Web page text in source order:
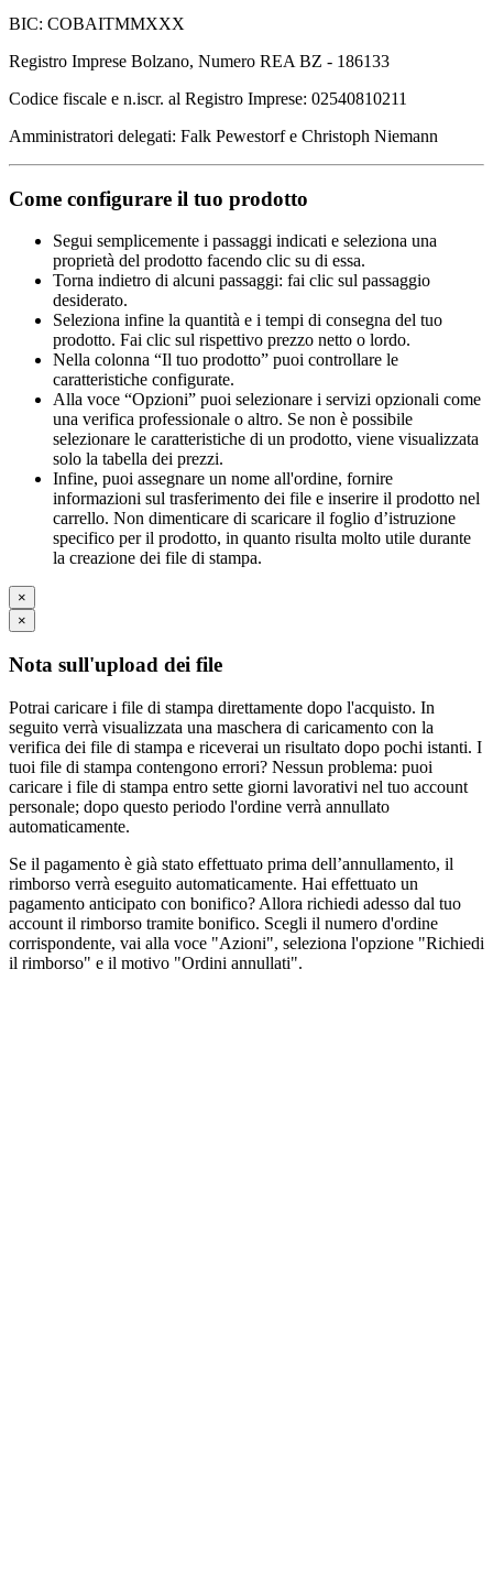
BIC: COBAITMMXXX
Registro Imprese Bolzano, Numero REA BZ - 186133
Codice fiscale e n.iscr. al Registro Imprese: 02540810211
Amministratori delegati: Falk Pewestorf e Christoph Niemann
Come configurare il tuo prodotto
Segui semplicemente i passaggi indicati e seleziona una
proprietà del prodotto facendo clic su di essa.
Torna indietro di alcuni passaggi: fai clic sul passaggio
desiderato.
Seleziona infine la quantità e i tempi di consegna del tuo
prodotto. Fai clic sul rispettivo prezzo netto o lordo.
Nella colonna “Il tuo prodotto” puoi controllare le
caratteristiche configurate.
Alla voce “Opzioni” puoi selezionare i servizi opzionali come
una verifica professionale o altro. Se non è possibile
selezionare le caratteristiche di un prodotto, viene visualizzata
solo la tabella dei prezzi.
Infine, puoi assegnare un nome all'ordine, fornire
informazioni sul trasferimento dei file e inserire il prodotto nel
carrello. Non dimenticare di scaricare il foglio d’istruzione
specifico per il prodotto, in quanto risulta molto utile durante
la creazione dei file di stampa.
×
×
Nota sull'upload dei file
Potrai caricare i file di stampa direttamente dopo l'acquisto. In
seguito verrà visualizzata una maschera di caricamento con la
verifica dei file di stampa e riceverai un risultato dopo pochi istanti. I
tuoi file di stampa contengono errori? Nessun problema: puoi
caricare i file di stampa entro sette giorni lavorativi nel tuo account
personale; dopo questo periodo l'ordine verrà annullato
automaticamente.
Se il pagamento è già stato effettuato prima dell’annullamento, il
rimborso verrà eseguito automaticamente. Hai effettuato un
pagamento anticipato con bonifico? Allora richiedi adesso dal tuo
account il rimborso tramite bonifico. Scegli il numero d'ordine
corrispondente, vai alla voce "Azioni", seleziona l'opzione "Richiedi
il rimborso" e il motivo "Ordini annullati".